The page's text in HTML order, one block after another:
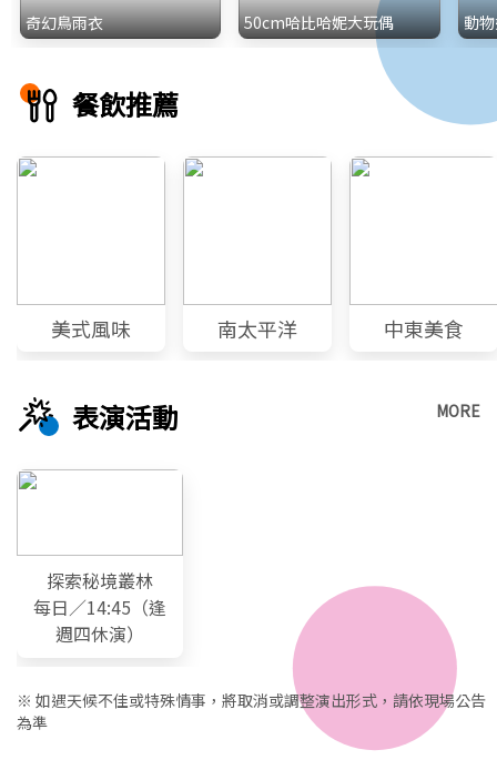
奇幻鳥雨衣 50cm哈比哈妮大玩偶 動
餐飲推薦
美式風味 南太平洋 中東美食
表演活動 MORE
探索秘境叢林
每日／14:45（逢
週四休演）
※ 如遇天候不佳或特殊情事，將取消或調整演出形式，請依現場公告
為準